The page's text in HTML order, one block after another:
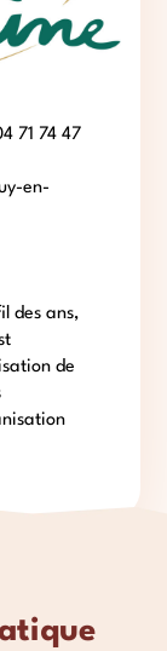
71 74 47
en-
des ans,
de